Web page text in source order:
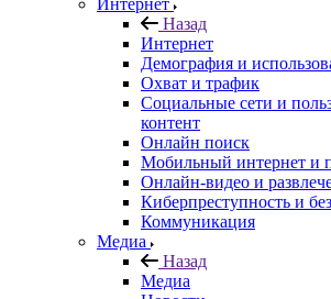
Интернет
Назад
Интернет
Демография и
Охват и трафик
Социальные сети и
контент
Онлайн поиск
Мобильный интернет и
Онлайн-видео и
Киберпреступность и
Коммуникация
Медиа
Назад
Медиа